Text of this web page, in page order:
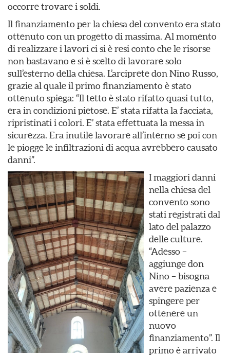
occorre trovare i soldi.
Il finanziamento per la chiesa del convento era stato
ottenuto con un progetto di massima. Al momento
di realizzare i lavori ci si è resi conto che le risorse
non bastavano e si è scelto di lavorare solo
sull’esterno della chiesa. L’arciprete don Nino Russo,
grazie al quale il primo finanziamento è stato
ottenuto spiega: “Il tetto è stato rifatto quasi tutto,
era in condizioni pietose. E’ stata rifatta la facciata,
ripristinati i colori. E’ stata effettuata la messa in
sicurezza. Era inutile lavorare all’interno se poi con
le piogge le infiltrazioni di acqua avrebbero causato
danni”.
I maggiori danni
nella chiesa del
convento sono
stati registrati dal
lato del palazzo
delle culture.
“Adesso –
aggiunge don
Nino – bisogna
avere pazienza e
spingere per
ottenere un
nuovo
finanziamento”. Il
primo è arrivato